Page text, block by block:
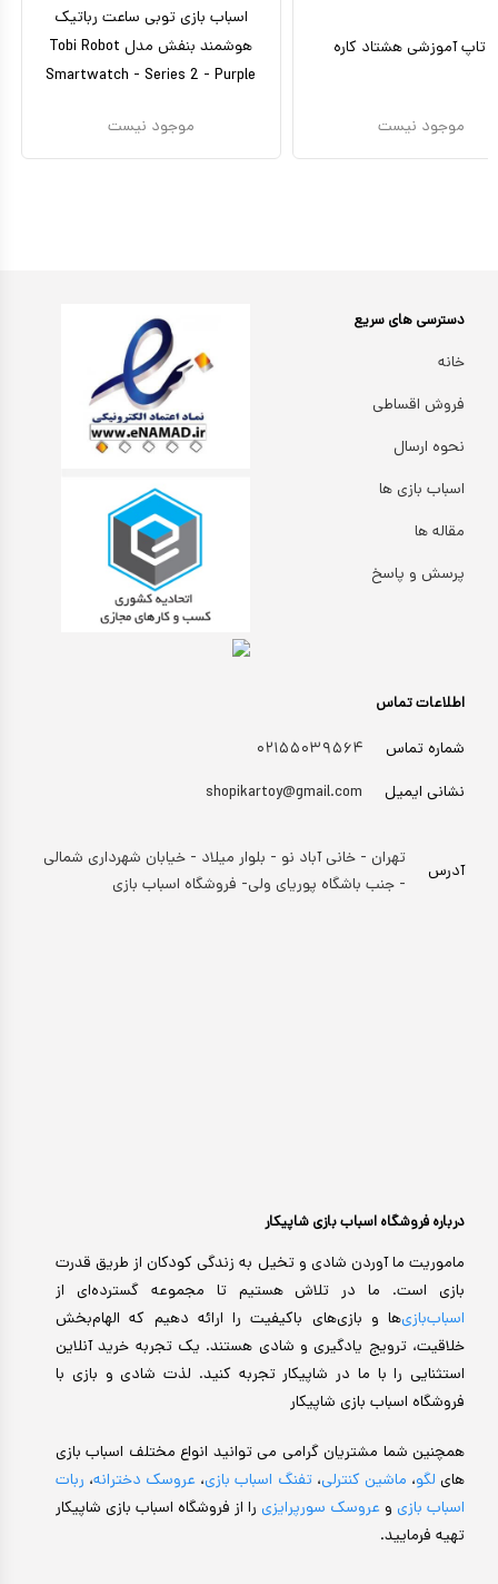
اسباب بازی توبی ساعت رباتیک
هوشمند بنفش مدل Tobi Robot
Smartwatch - Series 2 - Purple
موجود نیست
تاپ آموزشی هشتاد کاره
موجود نیست
درباره فروشگاه اسباب بازی شاپیکار
ماموریت ما آوردن شادی و تخیل به زندگی کودکان از طریق قدرت
بازی است. ما در تلاش هستیم تا مجموعه گسترده‌ای از
اسباب‌بازی‌ها و بازی‌های باکیفیت را ارائه دهیم که الهام‌بخش
خلاقیت، ترویج یادگیری و شادی هستند. یک تجربه خرید آنلاین
استثنایی را با ما در شاپیکار تجربه کنید. لذت شادی و بازی با
فروشگاه اسباب بازی شاپیکار
همچنین شما مشتریان گرامی می توانید انواع مختلف اسباب بازی
های لگو، ماشین کنترلی،تفنگ اسباب بازی، عروسک دخترانه، ربات
اسباب بازی و عروسک سورپرایزی را از فروشگاه اسباب بازی شاپیکار
تهیه فرمایید.
اطلاعات تماس
شماره تماس
۰۲۱۵۵۰۳۹۵۶۴
نشانی ایمیل
shopikartoy@gmail.com
آدرس
تهران - خانی آباد نو - بلوار میلاد - خیابان شهرداری شمالی
- جنب باشگاه پوریای ولی- فروشگاه اسباب بازی
دسترسی های سریع
خانه
فروش اقساطی
نحوه ارسال
اسباب بازی ها
مقاله ها
پرسش و پاسخ